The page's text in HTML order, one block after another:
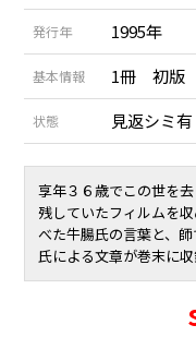
発行年 1995年
基本情報 1冊 初版
状態 見返シミ
享年３６歳でこの世を
残していたフィルムを
べた牛腸氏の言葉と、
氏による文章が巻末に収